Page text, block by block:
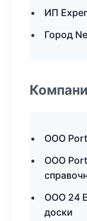
ИП
Город
ООО
ООО
ООО 24
доски